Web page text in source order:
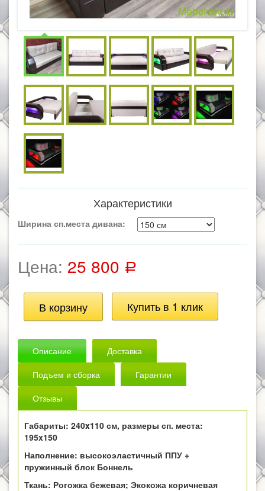
Характеристики
Ширина сп.места дивана:
Цена: 25 800 Р
Описание
Доставка
Подъем и сборка
Гарантии
Отзывы
Габариты: 240x110 см, размеры сп. места:
195x150
Наполнение: высокоэластичный ППУ +
пружинный блок Боннель
Ткань: Рогожка бежевая; Экокожа коричневая